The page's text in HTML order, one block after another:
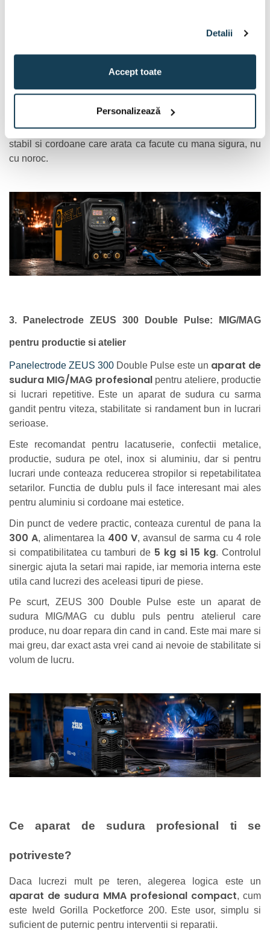
Detalii
Accept toate
Personalizează
este potrivit pentru otel si inox, iar modul AC permite
sudarea aluminiului. Greutatea de9 kgil face inca destul
de usor de mutat in atelier.
Pe scurt, este aparatul pentru sudorii care vor precizie, arc
stabil si cordoane care arata ca facute cu mana sigura, nu
cu noroc.
3. Panelectrode ZEUS 300 Double Pulse: MIG/MAG
pentru productie si atelier
Panelectrode ZEUS 300 Double Pulse este un aparat de
sudura MIG/MAG profesional pentru ateliere, productie
si lucrari repetitive. Este un aparat de sudura cu sarma
gandit pentru viteza, stabilitate si randament bun in lucrari
serioase.
Este recomandat pentru lacatuserie, confectii metalice,
productie, sudura pe otel, inox si aluminiu, dar si pentru
lucrari unde conteaza reducerea stropilor si repetabilitatea
setarilor. Functia de dublu puls il face interesant mai ales
pentru aluminiu si cordoane mai estetice.
Din punct de vedere practic, conteaza curentul de pana la
300 A, alimentarea la 400 V, avansul de sarma cu 4 role
si compatibilitatea cu tamburi de 5 kg si 15 kg. Controlul
sinergic ajuta la setari mai rapide, iar memoria interna este
utila cand lucrezi des aceleasi tipuri de piese.
Pe scurt, ZEUS 300 Double Pulse este un aparat de
sudura MIG/MAG cu dublu puls pentru atelierul care
produce, nu doar repara din cand in cand. Este mai mare si
mai greu, dar exact asta vrei cand ai nevoie de stabilitate si
volum de lucru.
Ce aparat de sudura profesional ti se
potriveste?
Daca lucrezi mult pe teren, alegerea logica este un
aparat de sudura MMA profesional compact, cum
este Iweld Gorilla Pocketforce 200. Este usor, simplu si
suficient de puternic pentru interventii si reparatii.